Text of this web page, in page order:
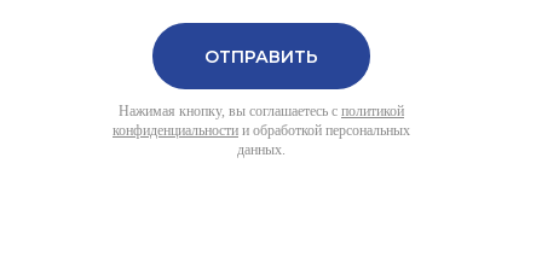
ОТПРАВИТЬ
Нажимая кнопку, вы соглашаетесь с политикой
конфиденциальности и обработкой персональных
данных.